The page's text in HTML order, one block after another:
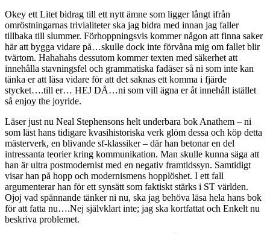
Okey ett Litet bidrag till ett nytt ämne som ligger långt ifrån
omröstningarnas trivialiteter ska jag bidra med innan jag faller
tillbaka till slummer. Förhoppningsvis kommer någon att finna saker
här att bygga vidare på…skulle dock inte förvåna mig om fallet blir
tvärtom. Hahahahs dessutom kommer texten med säkerhet att
innehålla stavningsfel och grammatiska fadäser så ni som inte kan
tänka er att läsa vidare för att det saknas ett komma i fjärde
stycket….till er… HEJ DÅ…ni som vill ägna er åt innehåll istället
så enjoy the joyride.
Läser just nu Neal Stephensons helt underbara bok Anathem – ni
som läst hans tidigare kvasihistoriska verk glöm dessa och köp detta
mästerverk, en blivande sf-klassiker – där han betonar en del
intressanta teorier kring kommunikation. Man skulle kunna säga att
han är ultra postmodernist med en negativ framtidssyn. Samtidigt
visar han på hopp och modernismens hopplöshet. I ett fall
argumenterar han för ett synsätt som faktiskt stärks i ST världen.
Ojoj vad spännande tänker ni nu, ska jag behöva läsa hela hans bok
för att fatta nu….Nej självklart inte; jag ska kortfattat och Enkelt nu
beskriva problemet.